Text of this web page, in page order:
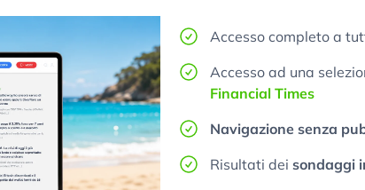
Accesso completo a
Accesso ad una
Financial Times
Navigazione senza
Risultati dei sondaggi